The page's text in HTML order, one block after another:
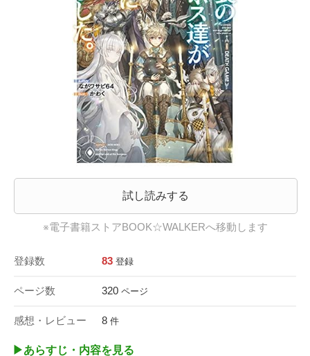
試し読みする
※電子書籍ストアBOOK☆WALKERへ移動します
登録数 83 登録
ページ数 320 ページ
感想・レビュー 8 件
▶︎あらすじ・内容を見る